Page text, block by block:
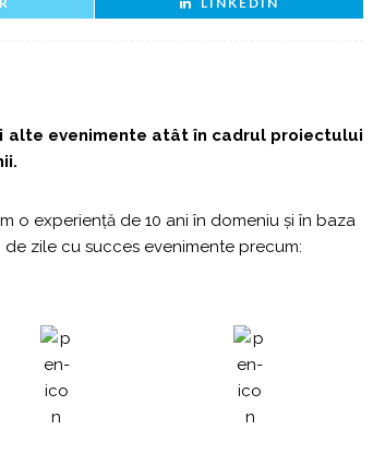
alte evenimente atât în cadrul proiectului
o experiență de 10 ani în domeniu și în baza
zile cu succes evenimente precum: